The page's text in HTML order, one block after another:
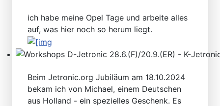
ich habe meine Opel Tage und arbeite alles
auf, was hier noch so herum liegt.
Beim Jetronic.org Jubiläum am 18.10.2024
bekam ich von Michael, einem Deutschen
aus Holland - ein spezielles Geschenk. Es